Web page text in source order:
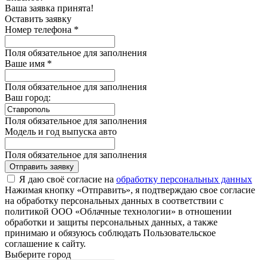
Ваша заявка принята!
Оставить заявку
Номер телефона *
Поля обязательное для заполнения
Ваше имя *
Поля обязательное для заполнения
Ваш город:
Поля обязательное для заполнения
Модель и год выпуска авто
Поля обязательное для заполнения
Отправить заявку
Я даю своё согласие на обработку персональных данных
Нажимая кнопку «Отправить», я подтверждаю свое согласие
на обработку персональных данных в соответствии с
политикой ООО «Облачные технологии» в отношении
обработки и защиты персональных данных, а также
принимаю и обязуюсь соблюдать Пользовательское
соглашение к сайту.
Выберите город